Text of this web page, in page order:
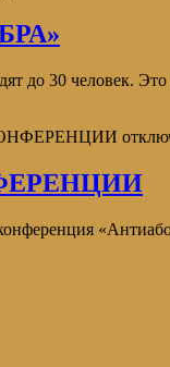
до 30 человек.